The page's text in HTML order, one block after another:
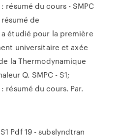
résumé du cours - SMPC
de
étudié pour la première
universitaire et axée
la Thermodynamique
Q. SMPC - S1;
résumé du cours. Par.
Pdf 19 - subslyndtran